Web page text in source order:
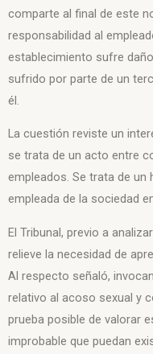
comparte al final de este
responsabilidad al
establecimiento sufre
sufrido por parte de un
él.
La cuestión reviste un
se trata de un acto entre
empleados. Se trata de
empleada de la sociedad
El Tribunal, previo a
relieve la necesidad de
Al respecto señaló,
relativo al acoso sexual y
prueba posible de valorar
improbable que puedan